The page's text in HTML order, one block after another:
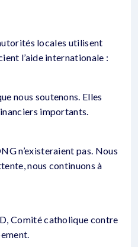
locales utilisent
l’aide internationale :
nous soutenons. Elles
importants.
n’existeraient pas. Nous
nous continuons à
Comité catholique contre